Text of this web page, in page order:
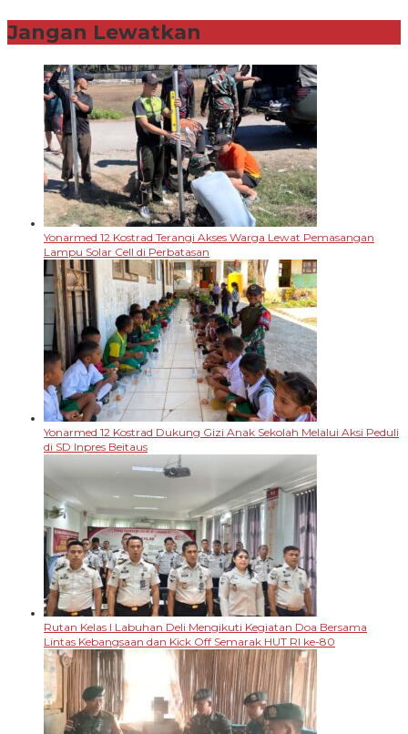
Jangan Lewatkan
Yonarmed 12 Kostrad Terangi Akses Warga Lewat Pemasangan
Lampu Solar Cell di Perbatasan
Yonarmed 12 Kostrad Dukung Gizi Anak Sekolah Melalui Aksi Peduli
di SD Inpres Beitaus
Rutan Kelas I Labuhan Deli Mengikuti Kegiatan Doa Bersama
Lintas Kebangsaan dan Kick Off Semarak HUT RI ke-80